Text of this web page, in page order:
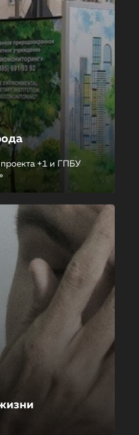
+1 и ГПБУ